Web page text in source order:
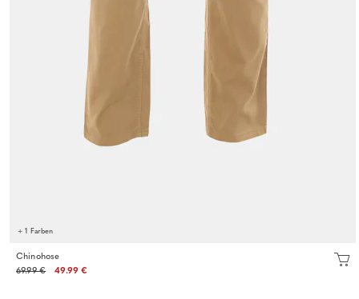
+ 1 Farben
Chinohose
69.99 €
49.99 €